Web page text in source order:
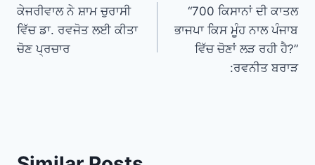
ਕੇਜਰੀਵਾਲ ਨੇ ਸ਼ਾਮ ਚੁਰਾਸੀ
ਵਿੱਚ ਡਾ. ਰਵਜੋਤ ਲਈ ਕੀਤਾ
ਚੋਣ ਪ੍ਰਚਾਰ
“700 ਕਿਸਾਨਾਂ ਦੀ ਕਾਤਲ
ਭਾਜਪਾ ਕਿਸ ਮੂੰਹ ਨਾਲ ਪੰਜਾਬ
ਵਿੱਚ ਚੋਣਾਂ ਲੜ ਰਹੀ ਹੈ?”
:ਰਵਨੀਤ ਬਰਾੜ